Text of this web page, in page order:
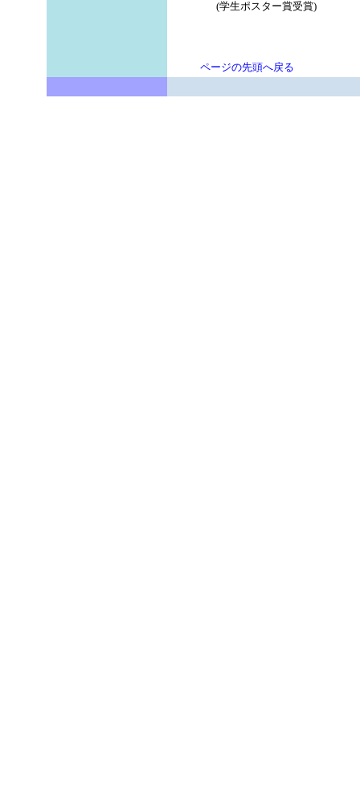
(学生ポスター賞受賞)
ページの先頭へ戻る